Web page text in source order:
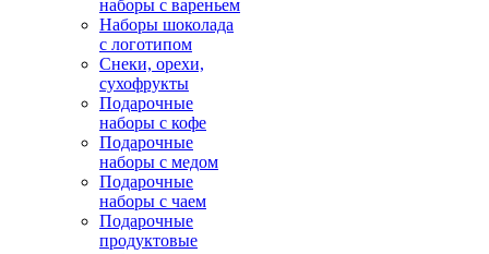
наборы с вареньем
Наборы шоколада
с логотипом
Снеки, орехи,
сухофрукты
Подарочные
наборы с кофе
Подарочные
наборы с медом
Подарочные
наборы с чаем
Подарочные
продуктовые